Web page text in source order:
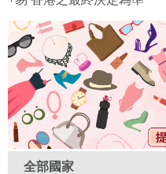
全部國家